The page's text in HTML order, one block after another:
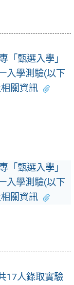
「甄選入學」
入學測驗(以下
關資訊
「甄選入學」
入學測驗(以下
關資訊
17人錄取實驗